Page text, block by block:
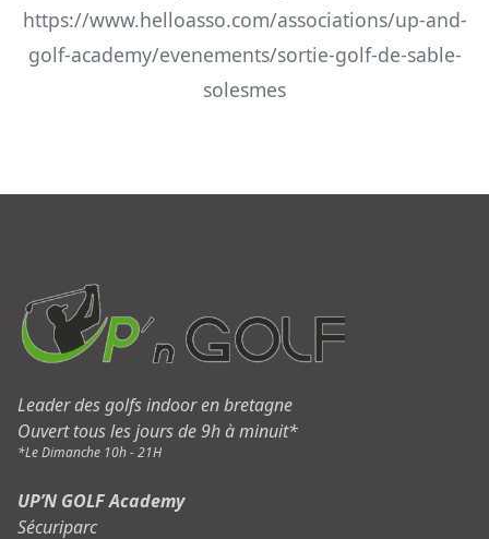
https://www.helloasso.com/associations/up-and-
golf-academy/evenements/sortie-golf-de-sable-
solesmes
Leader des golfs indoor en bretagne
Ouvert tous les jours de 9h à minuit*
*Le Dimanche 10h - 21H
UP’N GOLF Academy
Sécuriparc